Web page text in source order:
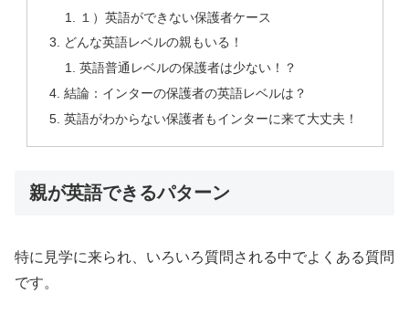
１）英語ができない保護者ケース
どんな英語レベルの親もいる！
英語普通レベルの保護者は少ない！？
結論：インターの保護者の英語レベルは？
英語がわからない保護者もインターに来て大丈夫！
親が英語できるパターン
特に見学に来られ、いろいろ質問される中でよくある質問
です。